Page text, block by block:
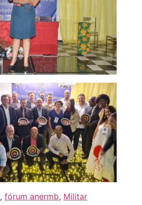
, fórum anermb, Militar